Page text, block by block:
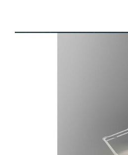
DÉTAILS